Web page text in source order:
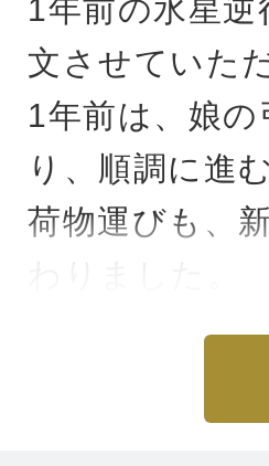
入る事が多く
買いたいもの
ンが出ていた
す。
心に余裕がで
1年前の水星
文させていた
1年前は、娘
り、順調に進
荷物運びも、
そして、主人
道路で事故が
を後で聞き、